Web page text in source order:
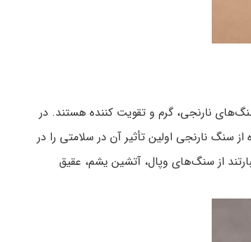
نارنجی، گرم و تقویت کننده هستند. در
سنگ نارنجی اولین تأثیر آن در سلامتی را در
از سنگ‌های وپال، آتشین یشم، عقیق